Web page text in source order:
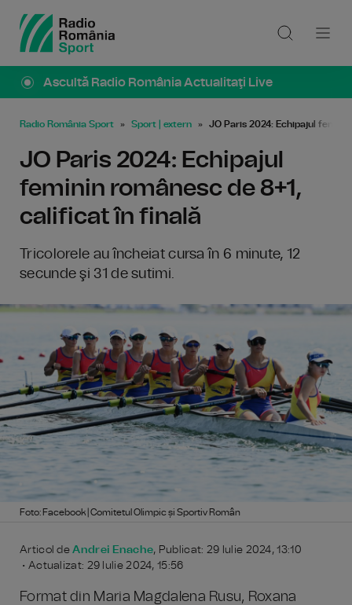
Ascultă Radio România Actualitaţi Live
Radio România Sport Sport | extern JO Paris 2024: Echipajul
JO Paris 2024: Echipajul
feminin românesc de 8+1,
calificat în finală
Tricolorele au încheiat cursa în 6 minute, 12
secunde şi 31 de sutimi.
Foto: Facebook | Comitetul Olimpic și Sportiv Român
Articol deAndrei Enache, Publicat: 29 Iulie 2024, 13:10
• Actualizat: 29 Iulie 2024, 15:56
Format din Maria Magdalena Rusu, Roxana